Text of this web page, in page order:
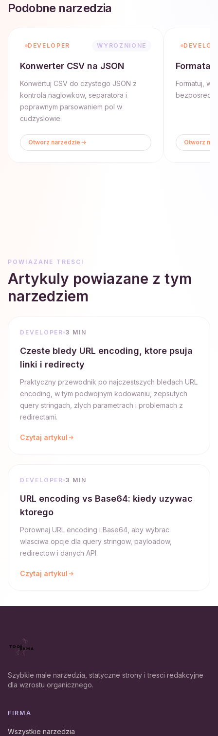
Podobne narzedzia
DEVELOPER WYROZNIONE
Konwerter CSV na JSON
Konwertuj CSV do czystego JSON z
kontrola naglowkow, separatora i
poprawnym parsowaniem pol w
cudzyslowie.
Otworz narzedzie
Formatuj,
Otworz
POWIAZANE TRESCI
Artykuly powiazane z tym
narzedziem
DEVELOPER 3 MIN
Czeste bledy URL encoding, ktore psuja
linki i redirecty
Praktyczny przewodnik po najczestszych bledach URL
encoding, w tym podwojnym kodowaniu, zepsutych
query stringach, zlych parametrach i problemach z
redirectami.
Czytaj artykul
DEVELOPER 3 MIN
URL encoding vs Base64: kiedy uzywac
ktorego
Porownaj URL encoding i Base64, aby wybrac
wlasciwa opcje dla query stringow, payloadow,
redirectow i danych API.
Czytaj artykul
Szybkie male narzedzia, statyczne strony i tresci redakcyjne
dla wzrostu organicznego.
FIRMA
Wszystkie narzedzia